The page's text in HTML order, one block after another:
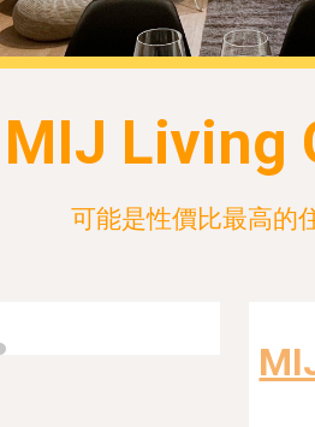
MIJ Living
可能是性價比最高的